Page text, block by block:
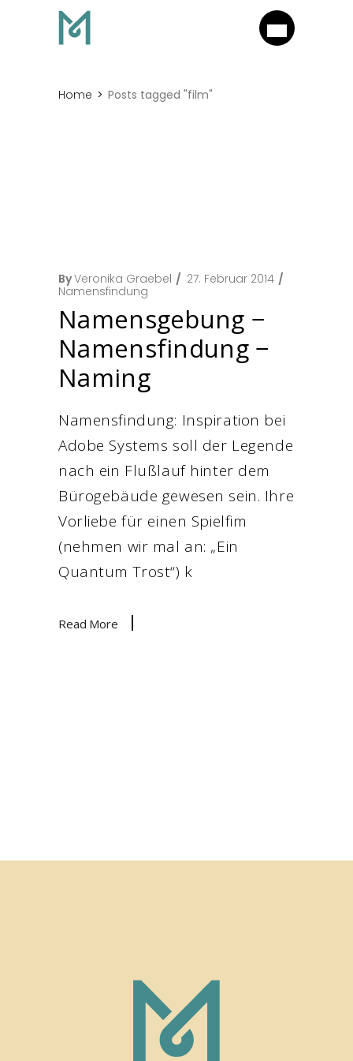
Home Posts tagged "film"
ByVeronika Graebel
27. Februar 2014
Namensfindung
Namensgebung −
Namensfindung −
Naming
Namensfindung: Inspiration bei
Adobe Systems soll der Legende
nach ein Flußlauf hinter dem
Bürogebäude gewesen sein. Ihre
Vorliebe für einen Spielfim
(nehmen wir mal an: „Ein
Quantum Trost“) k
Read More